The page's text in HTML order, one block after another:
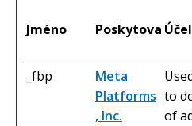
Jméno Poskytovatel
Účel
_fbp
Meta
Platforms
, Inc.
to
of